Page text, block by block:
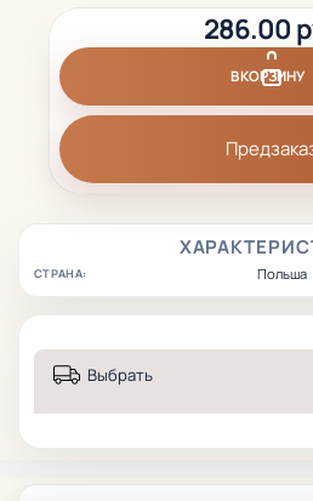
СТРАНА: Польша
286.00
В КОРЗИНУ
Выбрать